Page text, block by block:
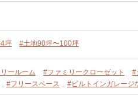
坪 #土地90坪〜100坪
ールーム #ファミリークローゼット #
#フリースペース #ビルトインガレージ